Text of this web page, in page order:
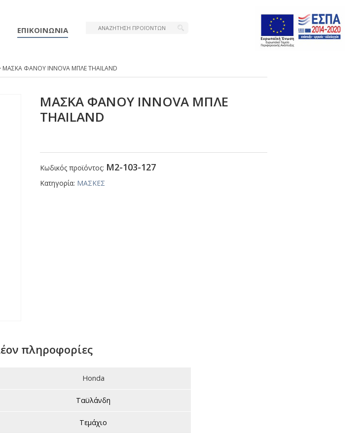
ΕΠΙΚΟΙΝΩΝΙΑ
ΜΑΣΚΑ ΦΑΝΟΥ ΙΝΝΟVΑ ΜΠΛΕ ΤΗΑΙLΑΝD
ΜΑΣΚΑ ΦΑΝΟΥ ΙΝΝΟVΑ ΜΠΛΕ
ΤΗΑΙLΑΝD
Κωδικός προϊόντος: Μ2-103-127
Κατηγορία: ΜΑΣΚΕΣ
πληροφορίες
Honda
Ταϋλάνδη
Τεμάχιο